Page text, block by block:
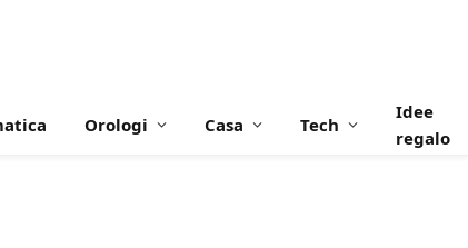
Orologi Casa Tech
Idee
regalo